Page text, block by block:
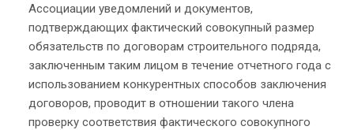
Ассоциации уведомлений и документов,
подтверждающих фактический совокупный размер
обязательств по договорам строительного подряда,
заключенным таким лицом в течение отчетного года с
использованием конкурентных способов заключения
договоров, проводит в отношении такого члена
проверку соответствия фактического совокупного